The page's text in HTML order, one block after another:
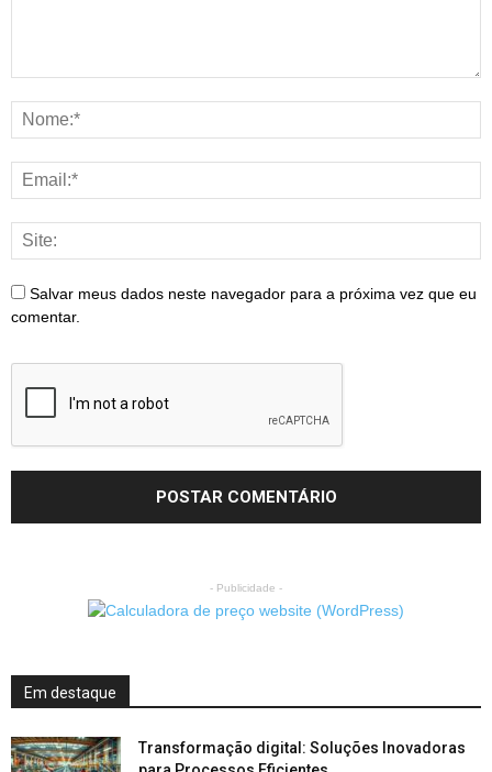
Salvar meus dados neste navegador para a próxima vez que eu
comentar.
- Publicidade -
Em destaque
Transformação digital: Soluções Inovadoras